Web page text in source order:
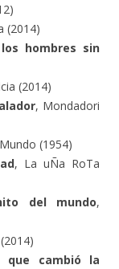
(2014)
hombres sin
(2014)
, Mondadori
(1954)
, La uÑa RoTa
del mundo,
que cambió la